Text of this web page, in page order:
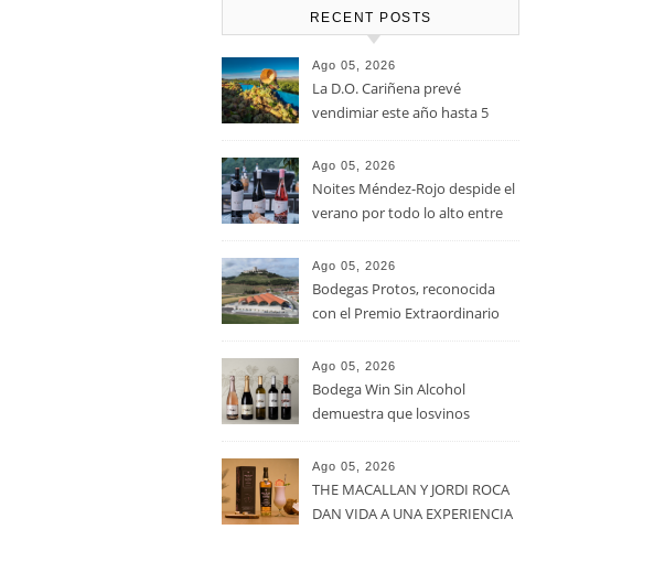
RECENT POSTS
Ago 05, 2026
La D.O. Cariñena prevé
vendimiar este año hasta 5
que en 2025
Ago 05, 2026
Noites Méndez-Rojo despide el
verano por todo lo alto entre
Ago 05, 2026
Bodegas Protos, reconocida
con el Premio Extraordinario
casi un siglo de excelencia
vitivinícola
Ago 05, 2026
Bodega Win Sin Alcohol
demuestra que losvinos
calidadcomienzan a diseñarse
en el viñedo
Ago 05, 2026
THE MACALLAN Y JORDI ROCA
DAN VIDA A UNA EXPERIENCIA